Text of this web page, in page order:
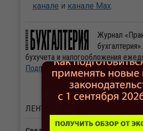
канале и канале Max.
Журнал
бухучета и налогообложения
Подписаться
ЛЕНТА